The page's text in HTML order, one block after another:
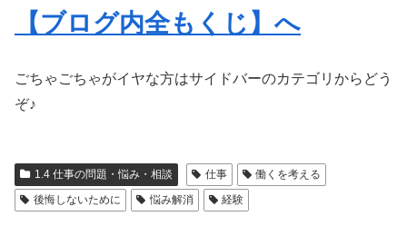
【ブログ内全もくじ】へ
ごちゃごちゃがイヤな方はサイドバーのカテゴリからどう
ぞ♪
1.4 仕事の問題・悩み・相談 仕事
働くを考える
後悔しないために
悩み解消 経験